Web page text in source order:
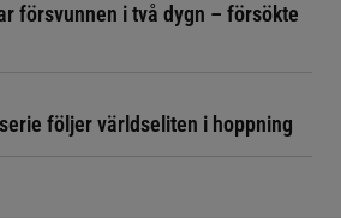
försvunnen i två dygn – försökte
följer världseliten i hoppning